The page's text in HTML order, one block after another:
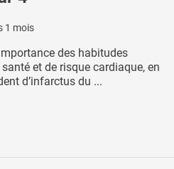
1 mois
des habitudes
et de risque cardiaque, en
d’infarctus du ...